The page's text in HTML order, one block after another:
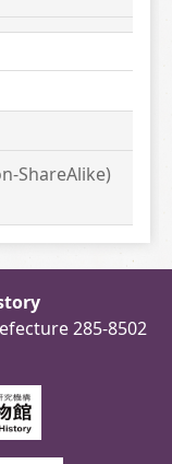
ShareAlike)
285-8502